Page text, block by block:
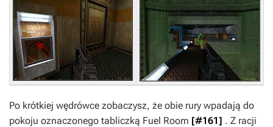
Po krótkiej wędrówce zobaczysz, że obie rury wpadają do
pokoju oznaczonego tabliczką Fuel Room [#161] . Z racji